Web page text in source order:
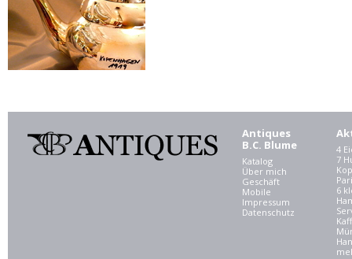
Antiques
B.C. Blume
Katalog
Über mich
Geschäft
Mobile
Impressum
Datenschutz
4
7
6